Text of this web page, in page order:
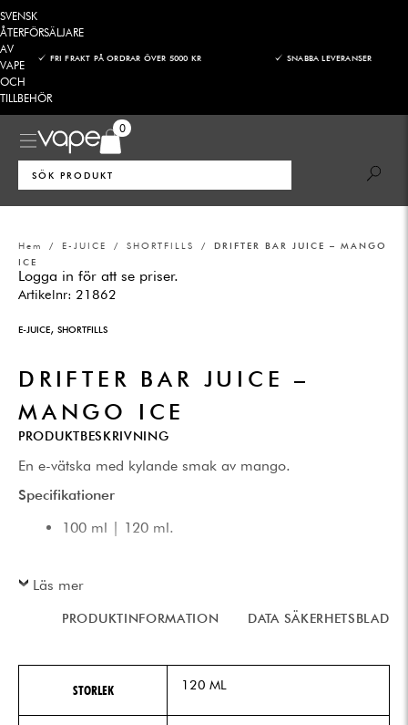
Hoppa
till
innehåll
SVENSK
ÅTERFÖRSÄLJARE
AV
VAPE
OCH
TILLBEHÖR
FRI FRAKT PÅ ORDRAR ÖVER 5000 KR SNABBA LEVERANSER
0
Sök
efter:
Hem / E-JUICE / SHORTFILLS
/ DRIFTER BAR JUICE – MANGO
ICE
Logga in för att se priser.
Artikelnr: 21862
E-JUICE, SHORTFILLS
DRIFTER BAR JUICE –
MANGO ICE
PRODUKTBESKRIVNING
En e-vätska med kylande smak av mango.
Specifikationer
100 ml | 120 ml.
Läs mer
PRODUKTINFORMATION DATA SÄKERHETSBLAD
STORLEK 120 ML